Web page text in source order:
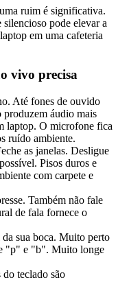
ruim é significativa.
pode elevar a
em uma cafeteria
vivo precisa
Até fones de ouvido
áudio mais
laptop. O microfone fica
ruído ambiente.
as janelas. Desligue
Pisos duros e
com carpete e
Também não fale
de fala fornece o
sua boca. Muito perto
"p" e "b". Muito longe
teclado são